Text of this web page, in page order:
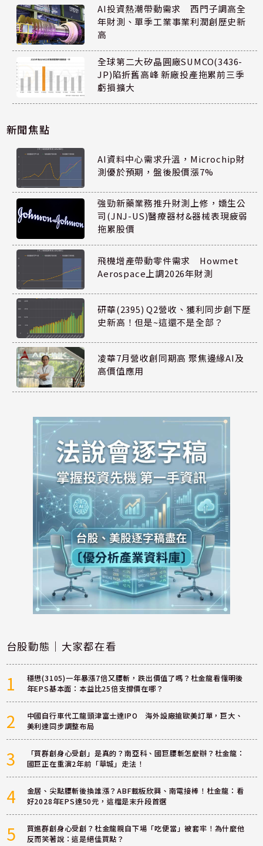
AI投資熱潮帶動需求 西門子調高全
年財測、單季工業事業利潤創歷史新
高
全球第二大矽晶圓廠SUMCO(3436-
JP)陷折舊高峰 新廠投產拖累前三季
虧損擴大
新聞焦點
AI資料中心需求升溫，Microchip財
測優於預期，盤後股價漲7%
強勁新藥業務推升財測上修，嬌生公
司(JNJ-US)醫療器材&器械表現疲弱
拖累股價
飛機增產帶動零件需求 Howmet
Aerospace上調2026年財測
研華(2395) Q2營收、獲利同步創下歷
史新高！但是~這還不是全部？
凌華7月營收創同期高 聚焦邊緣AI及
高價值應用
台股動態｜大家都在看
1
穩懋(3105)一年暴漲7倍又腰斬，跌出價值了嗎？杜金龍看懂明後
年EPS基本面：本益比25倍支撐價在哪？
2
中國自行車代工龍頭津富士達IPO 海外設廠搶歐美訂單，巨大、
美利達同步調整布局
3
「買群創身心受創」是真的？南亞科、國巨腰斬怎麼辦？杜金龍：
國巨正在重演2年前「華城」走法！
4
金居、尖點腰斬後換誰漲？ABF載板欣興、南電接棒！杜金龍：看
好2028年EPS達50元，這檔是末升段首選
5
買進群創身心受創？杜金龍親自下場「吃便當」被套牢！為什麼他
反而笑著說：這是絕佳買點？